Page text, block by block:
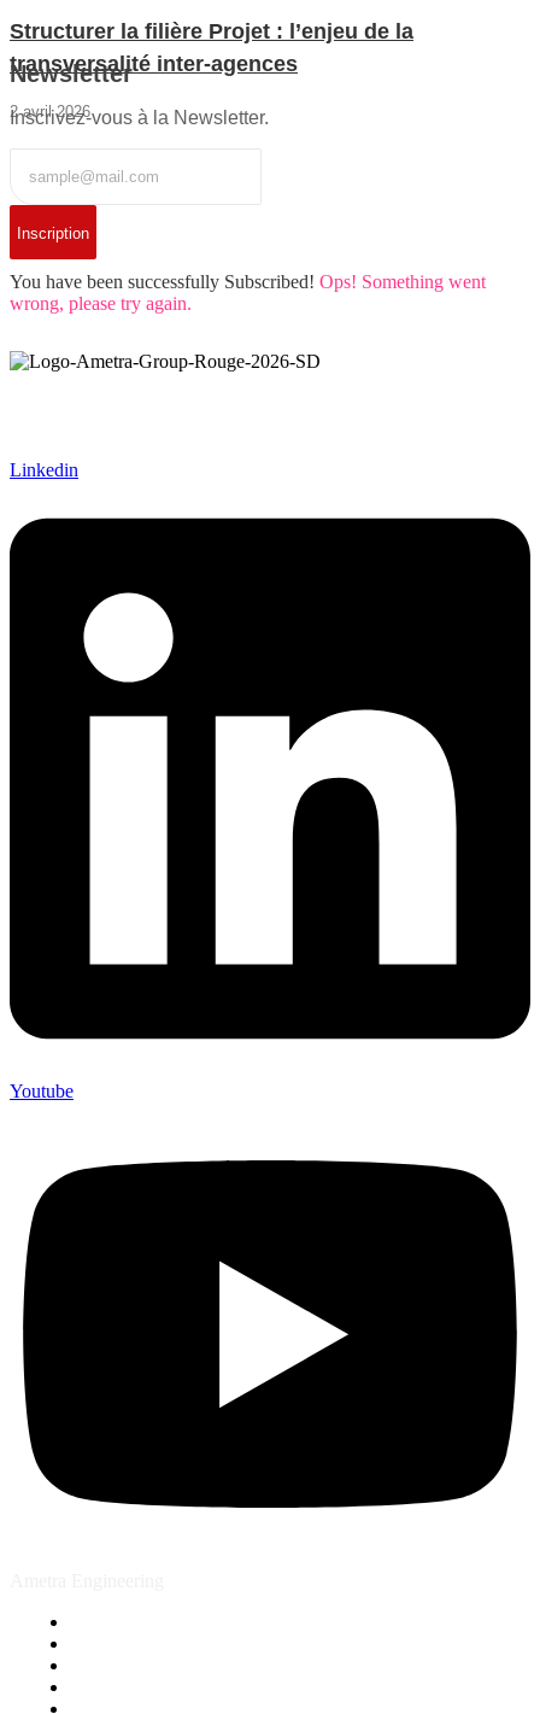
Structurer la filière Projet : l’enjeu de la
transversalité inter-agences
2 avril 2026
Newsletter
Inscrivez-vous à la Newsletter.
Inscription
You have been successfully Subscribed! Ops! Something went
wrong, please try again.
Linkedin
Youtube